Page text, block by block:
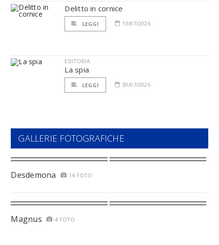
Delitto in cornice
LEGGI 13/07/2026
EDITORIA
La spia
LEGGI 30/07/2026
GALLERIE FOTOGRAFICHE
Desdemona 14 FOTO
Magnus 4 FOTO